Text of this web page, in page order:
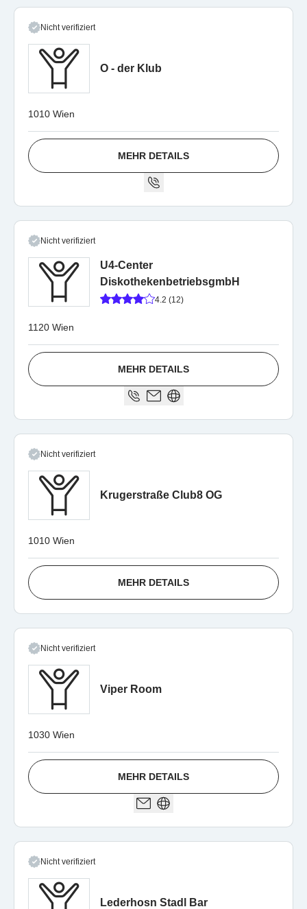
Nicht verifiziert
O - der Klub
1010 Wien
MEHR DETAILS
Nicht verifiziert
U4-Center
DiskothekenbetriebsgmbH
4.2 (12)
1120 Wien
MEHR DETAILS
Nicht verifiziert
Krugerstraße Club8 OG
1010 Wien
MEHR DETAILS
Nicht verifiziert
Viper Room
1030 Wien
MEHR DETAILS
Nicht verifiziert
Lederhosn Stadl Bar